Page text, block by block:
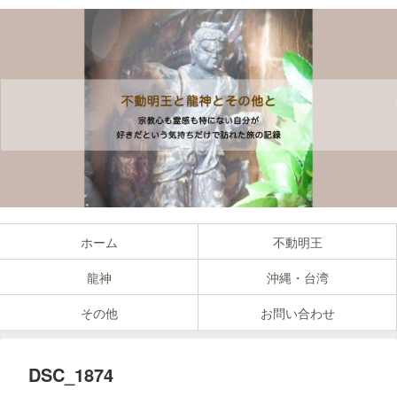
ホーム
不動明王
龍神
沖縄・台湾
その他
お問い合わせ
DSC_1874